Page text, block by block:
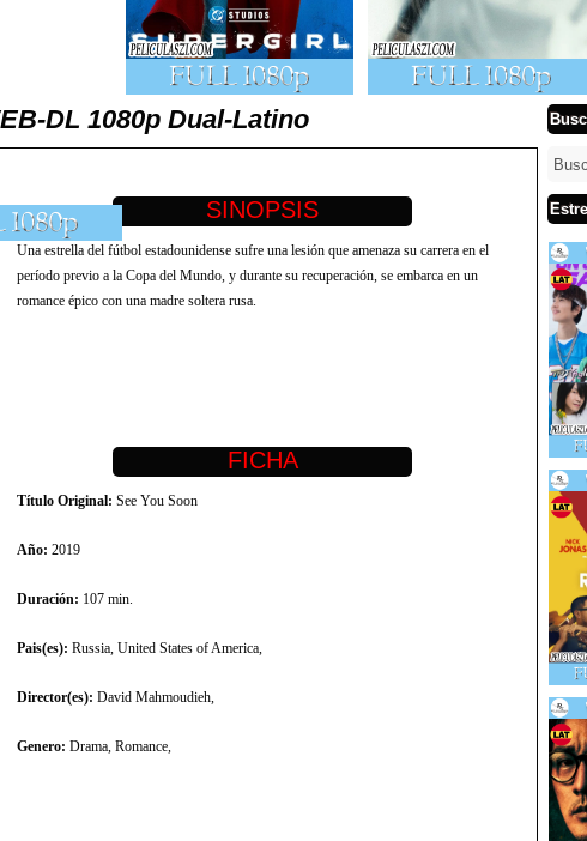
DL 1080p Dual-Latino
Una estrella del fútbol estadounidense sufre una lesión que amenaza su carrera en el
período previo a la Copa del Mundo, y durante su recuperación, se embarca en un
romance épico con una madre soltera rusa.
Título Original: See You Soon
Año: 2019
Duración: 107 min.
Pais(es): Russia, United States of America,
Director(es): David Mahmoudieh,
Genero: Drama, Romance,